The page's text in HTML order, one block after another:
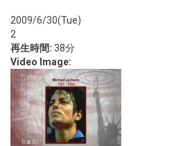
2009/6/30(Tue)
2
再生時間: 38分
Video Image: